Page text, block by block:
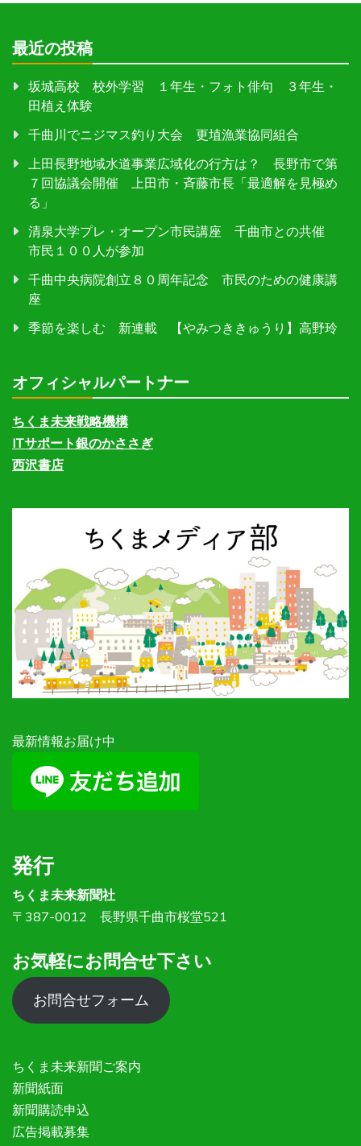
最近の投稿
坂城高校 校外学習 １年生・フォト俳句 ３年生・
田植え体験
千曲川でニジマス釣り大会 更埴漁業協同組合
上田長野地域水道事業広域化の行方は？ 長野市で第
７回協議会開催 上田市・斉藤市長「最適解を見極め
る」
清泉大学プレ・オープン市民講座 千曲市との共催
市民１００人が参加
千曲中央病院創立８０周年記念 市民のための健康講
座
季節を楽しむ 新連載 【やみつききゅうり】高野玲
オフィシャルパートナー
ちくま未来戦略機構
ITサポート銀のかささぎ
西沢書店
最新情報お届け中
発行
ちくま未来新聞社
〒387-0012 長野県千曲市桜堂521
お気軽にお問合せ下さい
お問合せフォーム
ちくま未来新聞ご案内
新聞紙面
新聞購読申込
広告掲載募集